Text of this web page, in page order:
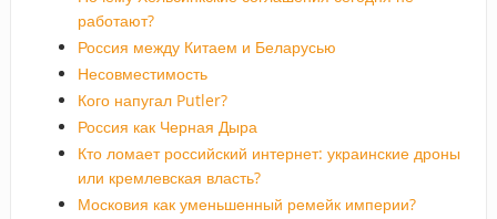
работают?
Россия между Китаем и Беларусью
Несовместимость
Кого напугал Putler?
Россия как Черная Дыра
Кто ломает российский интернет: украинские дроны
или кремлевская власть?
Московия как уменьшенный ремейк империи?